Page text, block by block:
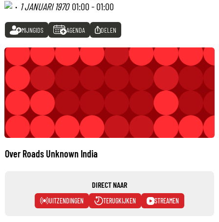
· 1 JANUARI 1970 01:00 - 01:00
MIJNGIDS AGENDA DELEN
Over Roads Unknown India
DIRECT NAAR
UITZENDINGEN TERUGKIJKEN STREAMEN